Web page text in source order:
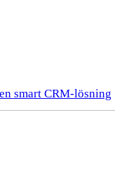
smart CRM-lösning